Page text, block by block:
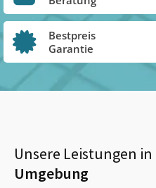
Bestpreis
Garantie
Unsere Leistungen in
Umgebung